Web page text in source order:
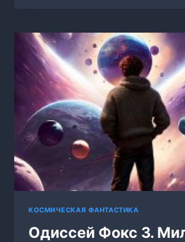
УДАЧИ
КОСМИЧЕСКАЯ ФАНТАСТИКА
Одиссей Фокс 3.